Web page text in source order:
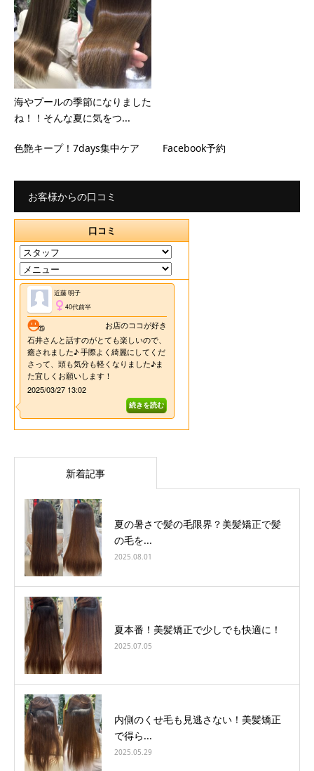
海やプールの季節になりました
ね！！そんな夏に気をつ...
色艶キープ！7days集中ケア Facebook予約
お客様からの口コミ
新着記事
夏の暑さで髪の毛限界？美髪矯正で髪
の毛を...
2025.08.01
夏本番！美髪矯正で少しでも快適に！
2025.07.05
内側のくせ毛も見逃さない！美髪矯正
で得ら...
2025.05.29